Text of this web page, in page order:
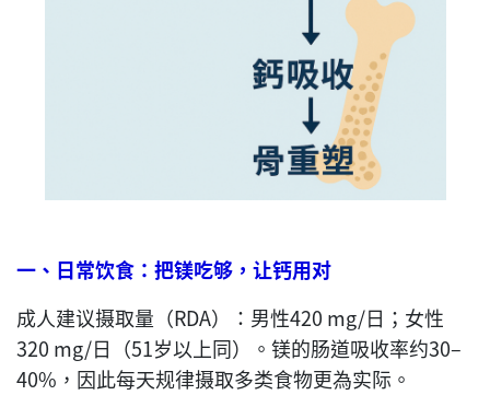
一、日常饮食：把镁吃够，让钙用对
成人建议摄取量（RDA）：男性420 mg/日；女性
320 mg/日（51岁以上同）。镁的肠道吸收率约30–
40%，因此每天规律摄取多类食物更為实际。